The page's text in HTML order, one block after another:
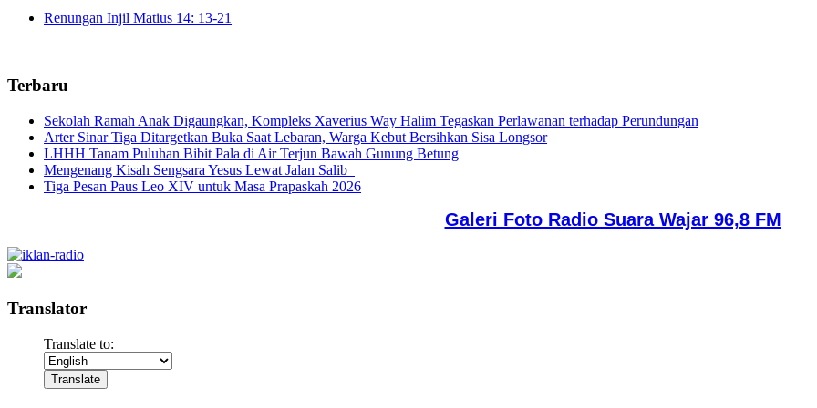
Renungan Injil Matius 14: 13-21
Terbaru
Sekolah Ramah Anak Digaungkan, Kompleks Xaverius Way Halim Tegaskan Perlawanan terhadap Perundungan
Arter Sinar Tiga Ditargetkan Buka Saat Lebaran, Warga Kebut Bersihkan Sisa Longsor
LHHH Tanam Puluhan Bibit Pala di Air Terjun Bawah Gunung Betung
Mengenang Kisah Sengsara Yesus Lewat Jalan Salib
Tiga Pesan Paus Leo XIV untuk Masa Prapaskah 2026
Galeri Foto Radio Suara Wajar 96,8 FM
Translator
Translate to: